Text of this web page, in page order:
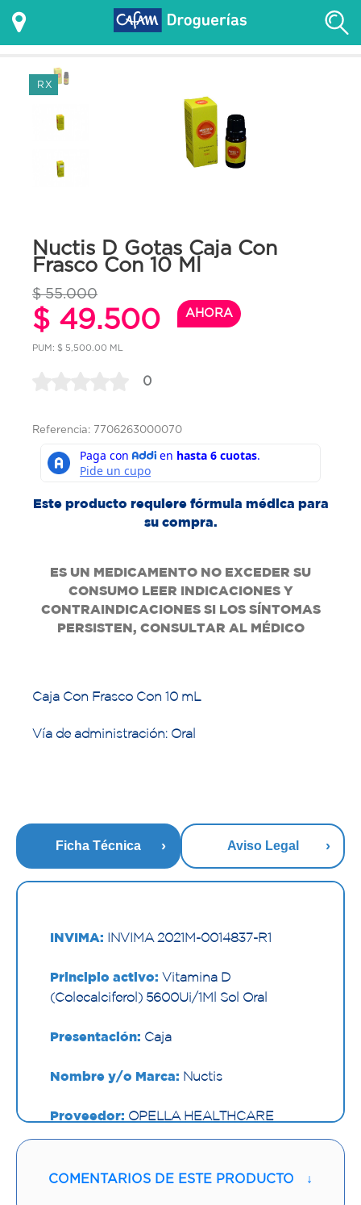
RX
Nuctis D Gotas Caja Con
Frasco Con 10 Ml
$ 55.000
$ 49.500 AHORA
PUM: $ 5,500.00 ML
0
Referencia: 7706263000070
Este producto requiere fórmula médica para
su compra.
ES UN MEDICAMENTO NO EXCEDER SU
CONSUMO LEER INDICACIONES Y
CONTRAINDICACIONES SI LOS SÍNTOMAS
PERSISTEN, CONSULTAR AL MÉDICO
Caja Con Frasco Con 10 mL
Vía de administración: Oral
Ficha Técnica Aviso Legal
INVIMA: INVIMA 2021M-0014837-R1
Principio activo: Vitamina D
(Colecalciferol) 5600Ui/1Ml Sol Oral
Presentación: Caja
Nombre y/o Marca: Nuctis
Proveedor: OPELLA HEALTHCARE
COLOMBIA SAS
Vía de administración:ORAL
COMENTARIOS DE ESTE PRODUCTO ↓